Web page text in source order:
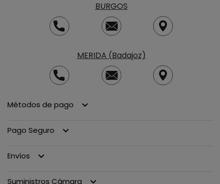
BURGOS
MERIDA (Badajoz)
Métodos de pago keyboard_arrow_down
Pago Seguro keyboard_arrow_down
Envíos keyboard_arrow_down
Suministros Cámara